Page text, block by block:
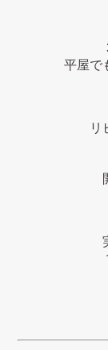
平屋で
リ